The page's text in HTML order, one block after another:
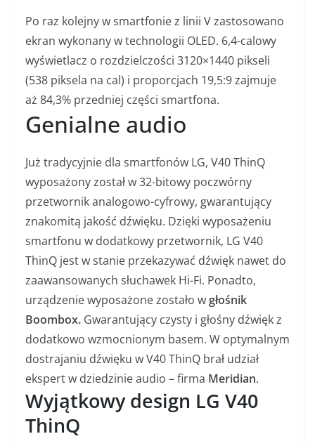
Po raz kolejny w smartfonie z linii V zastosowano
ekran wykonany w technologii OLED. 6,4-calowy
wyświetlacz o rozdzielczości 3120×1440 pikseli
(538 piksela na cal) i proporcjach 19,5:9 zajmuje
aż 84,3% przedniej części smartfona.
Genialne audio
Już tradycyjnie dla smartfonów LG, V40 ThinQ
wyposażony został w 32-bitowy poczwórny
przetwornik analogowo-cyfrowy, gwarantujący
znakomitą jakość dźwięku. Dzięki wyposażeniu
smartfonu w dodatkowy przetwornik, LG V40
ThinQ jest w stanie przekazywać dźwięk nawet do
zaawansowanych słuchawek Hi-Fi. Ponadto,
urządzenie wyposażone zostało wgłośnik
Boombox. Gwarantujący czysty i głośny dźwięk z
dodatkowo wzmocnionym basem. W optymalnym
dostrajaniu dźwięku w V40 ThinQ brał udział
ekspert w dziedzinie audio – firma Meridian.
Wyjątkowy design LG V40
ThinQ